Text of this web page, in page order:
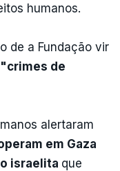
humanos.
de a Fundação vir
de
alertaram
em Gaza
israelita que